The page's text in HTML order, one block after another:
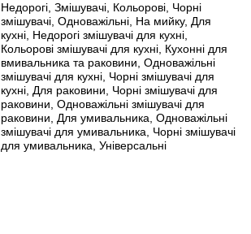
Недорогі Змішувачі Кольорові Чорні
змішувачі Одноважільні На мийку, Для
кухні Недорогі змішувачі для кухні
Кольорові змішувачі для кухні Кухонні для
вмивальника та раковини Одноважільні
змішувачі для кухні Чорні змішувачі для
кухні Для раковини
Чорні змішувачі для
раковини Одноважільні змішувачі для
раковини
Для умивальника Одноважільні
змішувачі для умивальника
Чорні змішувачі
для умивальника Універсальні